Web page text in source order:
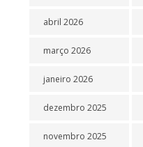
abril 2026
março 2026
janeiro 2026
dezembro 2025
novembro 2025